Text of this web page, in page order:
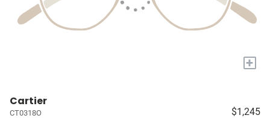
+
Cartier
CT0318O $1,245